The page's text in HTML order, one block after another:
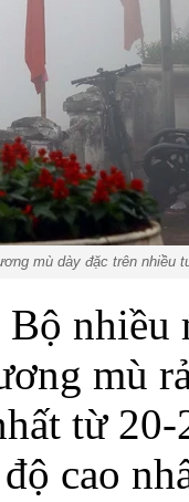
mù dày đặc trên nhiều
nhiều
mù
từ
cao